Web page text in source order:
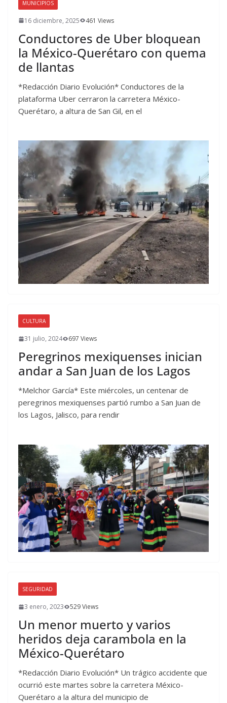
MUNICIPIOS
16 diciembre, 2025 461 Views
Conductores de Uber bloquean
la México-Querétaro con quema
de llantas
*Redacción Diario Evolución* Conductores de la
plataforma Uber cerraron la carretera México-
Querétaro, a altura de San Gil, en el
CULTURA
31 julio, 2024 697 Views
Peregrinos mexiquenses inician
andar a San Juan de los Lagos
*Melchor García* Este miércoles, un centenar de
peregrinos mexiquenses partió rumbo a San Juan de
los Lagos, Jalisco, para rendir
SEGURIDAD
3 enero, 2023 529 Views
Un menor muerto y varios
heridos deja carambola en la
México-Querétaro
*Redacción Diario Evolución* Un trágico accidente que
ocurrió este martes sobre la carretera México-
Querétaro a la altura del municipio de